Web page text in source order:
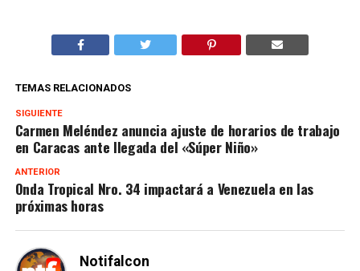
TEMAS RELACIONADOS
SIGUIENTE
Carmen Meléndez anuncia ajuste de horarios de trabajo
en Caracas ante llegada del «Súper Niño»
ANTERIOR
Onda Tropical Nro. 34 impactará a Venezuela en las
próximas horas
Notifalcon